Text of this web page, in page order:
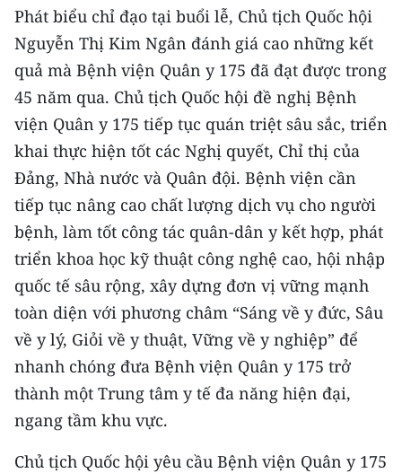
Chuyên trang Hà Nội
Chuyên trang TP. Hồ Chí Minh
CHUYÊN ĐỀ
CÁC CHUYÊN TRANG
VỀ BÁO NHÂN DÂN
THỜI NAY
NHÂN DÂN CUỐI TUẦN
NHÂN DÂN HẰNG THÁNG
MUA BÁO
ĐỌC BÁO IN
Phát biểu chỉ đạo tại buổi lễ, Chủ tịch Quốc hội
Nguyễn Thị Kim Ngân đánh giá cao những kết
quả mà Bệnh viện Quân y 175 đã đạt được trong
45 năm qua. Chủ tịch Quốc hội đề nghị Bệnh
viện Quân y 175 tiếp tục quán triệt sâu sắc, triển
khai thực hiện tốt các Nghị quyết, Chỉ thị của
Đảng, Nhà nước và Quân đội. Bệnh viện cần
tiếp tục nâng cao chất lượng dịch vụ cho người
bệnh, làm tốt công tác quân-dân y kết hợp, phát
triển khoa học kỹ thuật công nghệ cao, hội nhập
quốc tế sâu rộng, xây dựng đơn vị vững mạnh
toàn diện với phương châm “Sáng về y đức, Sâu
về y lý, Giỏi về y thuật, Vững về y nghiệp” để
nhanh chóng đưa Bệnh viện Quân y 175 trở
thành một Trung tâm y tế đa năng hiện đại,
ngang tầm khu vực.
Chủ tịch Quốc hội yêu cầu Bệnh viện Quân y 175